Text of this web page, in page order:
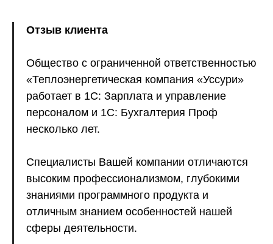
Отзыв клиента
Общество с ограниченной ответственностью
«Теплоэнергетическая компания «Уссури»
работает в 1С: Зарплата и управление
персоналом и 1С: Бухгалтерия Проф
несколько лет.
Специалисты Вашей компании отличаются
высоким профессионализмом, глубокими
знаниями программного продукта и
отличным знанием особенностей нашей
сферы деятельности.